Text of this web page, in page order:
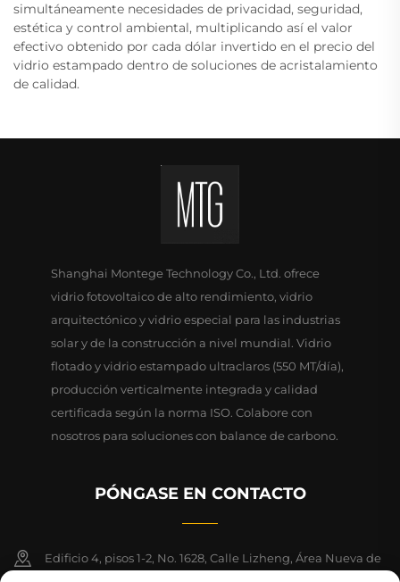
simultáneamente necesidades de privacidad, seguridad,
estética y control ambiental, multiplicando así el valor
efectivo obtenido por cada dólar invertido en el precio del
vidrio estampado dentro de soluciones de acristalamiento
de calidad.
Shanghai Montege Technology Co., Ltd. ofrece
vidrio fotovoltaico de alto rendimiento, vidrio
arquitectónico y vidrio especial para las industrias
solar y de la construcción a nivel mundial. Vidrio
flotado y vidrio estampado ultraclaros (550 MT/día),
producción verticalmente integrada y calidad
certificada según la norma ISO. Colabore con
nosotros para soluciones con balance de carbono.
PÓNGASE EN CONTACTO
Edificio 4, pisos 1-2, No. 1628, Calle Lizheng, Área Nueva de